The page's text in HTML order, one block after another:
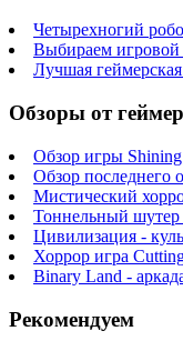
Четырехногий
Выбираем игровой
Лучшая
Обзоры от
Обзор игры Shining
Обзор последнего
Мистический
Тоннельный шутер
Цивилизация -
Хоррор игра
Binary Land -
Рекомендуем